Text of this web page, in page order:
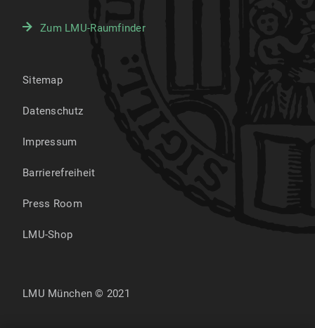
Zum LMU-Raumfinder
Sitemap
Datenschutz
Impressum
Barrierefreiheit
Press Room
LMU-Shop
LMU München © 2021